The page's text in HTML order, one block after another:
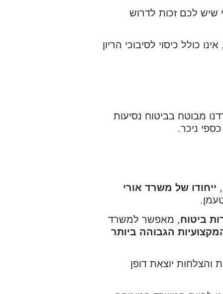
שיש לכם זכות לדרוש
כולל כיסוי לסיבוכי הריון
מבוטח בביטוח נסיעות
ניכר.
ייחודו של משרד אורי
ביטוח, מאפשר למשרד
הגבוהה ביותר
והצלחות יוצאת דופן